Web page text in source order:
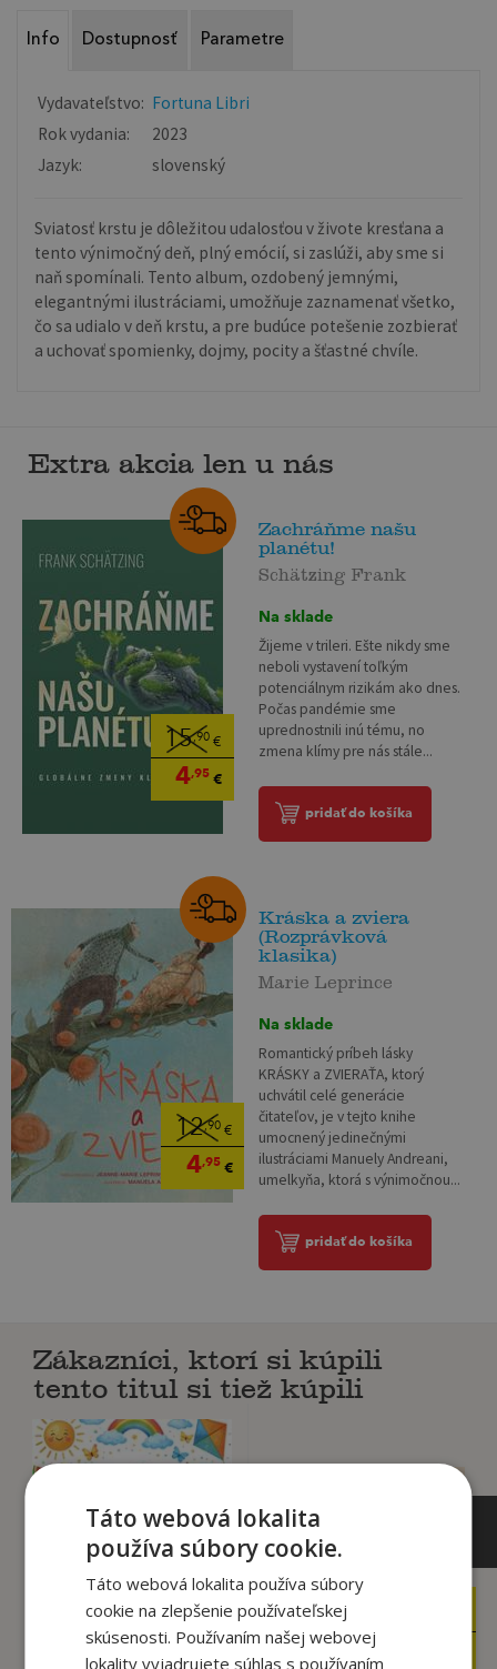
Info Dostupnosť Parametre
Vydavateľstvo: Fortuna Libri
Rok vydania:
2023
Jazyk:
slovenský
Sviatosť krstu je dôležitou udalosťou v živote kresťana a
tento výnimočný deň, plný emócií, si zaslúži, aby sme si
naň spomínali. Tento album, ozdobený jemnými,
elegantnými ilustráciami, umožňuje zaznamenať všetko,
čo sa udialo v deň krstu, a pre budúce potešenie zozbierať
a uchovať spomienky, dojmy, pocity a šťastné chvíle.
Extra akcia len u nás
15,90 €
4,95 €
Zachráňme našu
planétu!
Schätzing Frank
Na sklade
Žijeme v trileri. Ešte nikdy sme
neboli vystavení toľkým
potenciálnym rizikám ako dnes.
Počas pandémie sme
uprednostnili inú tému, no
zmena klímy pre nás stále...
pridať do košíka
12,90€
4,95€
Kráska a zviera
(Rozprávková
klasika)
Marie Leprince
Na sklade
Romantický príbeh lásky
KRÁSKY a ZVIERAŤA, ktorý
uchvátil celé generácie
čitateľov, je v tejto knihe
umocnený jedinečnými
ilustráciami Manuely Andreani,
umelkyňa, ktorá s výnimočnou...
pridať do košíka
Zákazníci, ktorí si kúpili
tento titul si tiež kúpili
8,90€
5,95
Táto webová lokalita
používa súbory cookie.
Táto webová lokalita používa súbory
cookie na zlepšenie používateľskej
skúsenosti. Používaním našej webovej
lokality vyjadrujete súhlas s používaním